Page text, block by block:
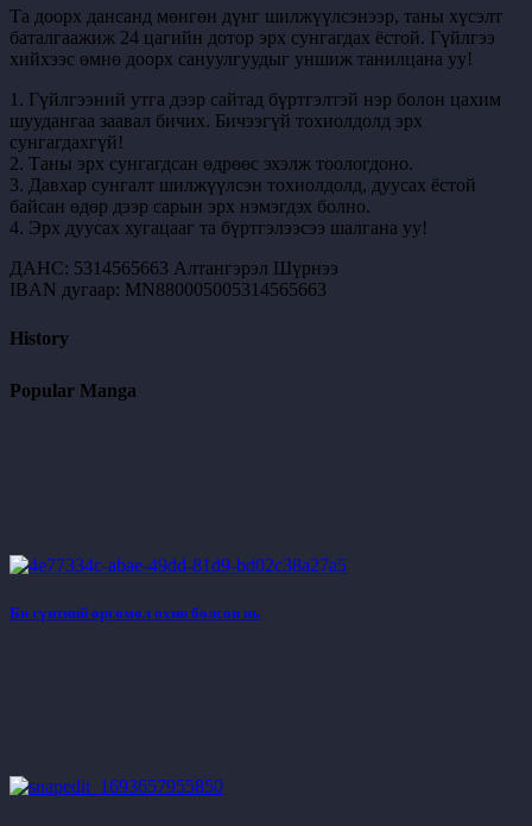
Та доорх дансанд мөнгөн дүнг шилжүүлсэнээр, таны хүсэлт
баталгаажиж 24 цагийн дотор эрх сунгагдах ёстой. Гүйлгээ
хийхээс өмнө доорх сануулгуудыг уншиж танилцана уу!
1. Гүйлгээний утга дээр сайтад бүртгэлтэй нэр болон цахим
шуудангаа заавал бичих. Бичээгүй тохиолдолд эрх
сунгагдахгүй!
2. Таны эрх сунгагдсан өдрөөс эхэлж тоологдоно.
3. Давхар сунгалт шилжүүлсэн тохиолдолд, дуусах ёстой
байсан өдөр дээр сарын эрх нэмэгдэх болно.
4. Эрх дуусах хугацааг та бүртгэлээсээ шалгана уу!
ДАНС: 5314565663 Алтангэрэл Шүрнээ
IBAN дугаар: MN880005005314565663
History
Popular Manga
Би гүнтний өргөмөл охин болсон нь